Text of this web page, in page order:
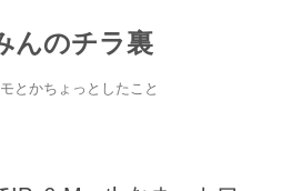
んのチラ裏
とかちょっとしたこと